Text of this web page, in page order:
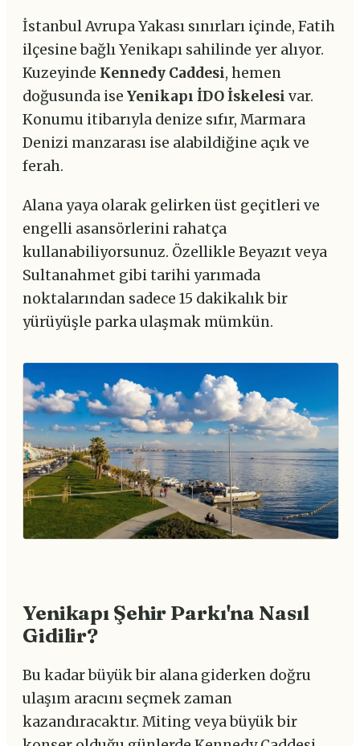
İstanbul Avrupa Yakası sınırları içinde, Fatih
ilçesine bağlı Yenikapı sahilinde yer alıyor.
Kuzeyinde Kennedy Caddesi, hemen
doğusunda ise Yenikapı İDO İskelesi var.
Konumu itibarıyla denize sıfır, Marmara
Denizi manzarası ise alabildiğine açık ve
ferah.
Alana yaya olarak gelirken üst geçitleri ve
engelli asansörlerini rahatça
kullanabiliyorsunuz. Özellikle Beyazıt veya
Sultanahmet gibi tarihi yarımada
noktalarından sadece 15 dakikalık bir
yürüyüşle parka ulaşmak mümkün.
Yenikapı Şehir Parkı'na Nasıl
Gidilir?
Bu kadar büyük bir alana giderken doğru
ulaşım aracını seçmek zaman
kazandıracaktır. Miting veya büyük bir